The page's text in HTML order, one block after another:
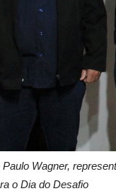
Wagner,
o Dia do Desafio